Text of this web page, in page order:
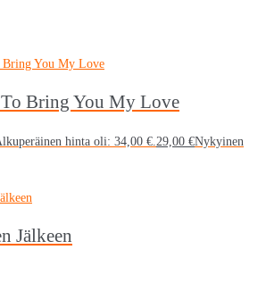
Bring You My Love
hinta oli: 34,00 €. 29,00 €Nykyinen
Jälkeen